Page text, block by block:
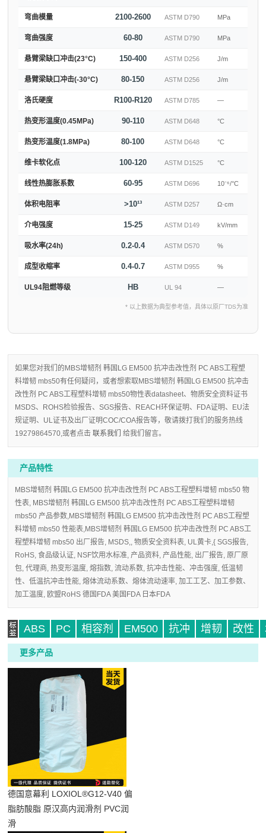
弯曲模量 2100-2600 ASTM D790 MPa
弯曲强度 60-80 ASTM D790 MPa
悬臂梁缺口冲击(23°C) 150-400 ASTM D256 J/m
悬臂梁缺口冲击(-30°C) 80-150 ASTM D256 J/m
洛氏硬度 R100-R120 ASTM D785 —
热变形温度(0.45MPa) 90-110 ASTM D648 °C
热变形温度(1.8MPa) 80-100 ASTM D648 °C
维卡软化点 100-120 ASTM D1525 °C
线性热膨胀系数 60-95 ASTM D696 10⁻⁶/°C
体积电阻率 >10¹³ ASTM D257 Ω·cm
介电强度 15-25 ASTM D149 kV/mm
吸水率(24h) 0.2-0.4 ASTM D570 %
成型收缩率 0.4-0.7 ASTM D955 %
UL94阻燃等级 HB UL 94 —
* 以上数据为典型参考值，具体以原厂TDS为准
如果您对我们的MBS增韧剂 韩国LG EM500 抗冲击改性剂 PC ABS工程塑
料增韧 mbs50有任何疑问，或者想索取MBS增韧剂 韩国LG EM500 抗冲击
改性剂 PC ABS工程塑料增韧 mbs50物性表datasheet、物质安全资料证书
MSDS、ROHS检验报告、SGS报告、REACH环保证明、FDA证明、EU法
规证明、UL证书及出厂证明COC/COA报告等，敬请拨打我们的服务热线
19279864570,或者点击 联系我们 给我们留言。
产品特性
MBS增韧剂 韩国LG EM500 抗冲击改性剂 PC ABS工程塑料增韧 mbs50 物
性表, MBS增韧剂 韩国LG EM500 抗冲击改性剂 PC ABS工程塑料增韧
mbs50 产品参数,MBS增韧剂 韩国LG EM500 抗冲击改性剂 PC ABS工程塑
料增韧 mbs50 性能表,MBS增韧剂 韩国LG EM500 抗冲击改性剂 PC ABS工
程塑料增韧 mbs50 出厂报告, MSDS,, 物质安全资料表, UL黄卡,{ SGS报告,
RoHS, 食品级认证, NSF饮用水标准, 产品资料, 产品性能, 出厂报告, 原厂原
包, 代理商, 热变形温度, 熔指数, 流动系数, 抗冲击性能、冲击强度, 低温韧
性、低温抗冲击性能, 熔体流动系数、熔体流动速率, 加工工艺、加工参数、
加工温度, 欧盟RoHS 德国FDA 美国FDA 日本FDA
签
ABS PC 相容剂 EM500 抗冲 增韧 改性
更多产品
德国意幕利 LOXIOL®G12-V40 偏
脂肪酸脂 原汉高内润滑剂 PVC润
滑